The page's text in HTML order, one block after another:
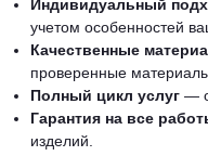
Индивидуальный
учетом особенностей
Качественные
проверенные
Полный цикл услуг —
Гарантия на все
изделий.